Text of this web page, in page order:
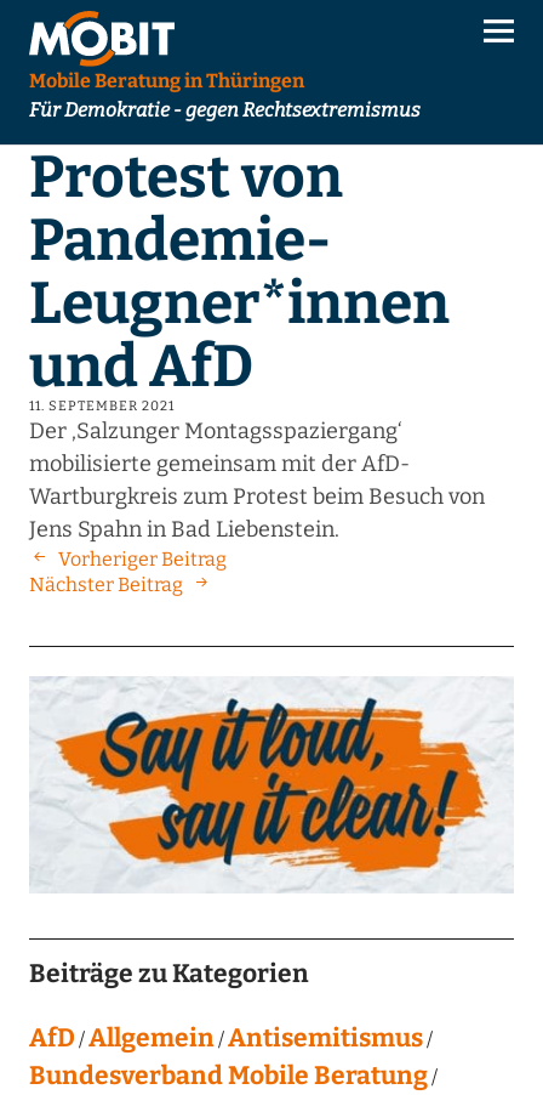
Mobile Beratung in Thüringen
Für Demokratie - gegen Rechtsextremismus
Protest von
Pandemie-
Leugner*innen
und AfD
11. SEPTEMBER 2021
Der ‚Salzunger Montagsspaziergang‘
mobilisierte gemeinsam mit der AfD-
Wartburgkreis zum Protest beim Besuch von
Jens Spahn in Bad Liebenstein.
Vorheriger Beitrag
Nächster Beitrag
Beiträge zu Kategorien
AfD Allgemein Antisemitismus
Bundesverband Mobile Beratung